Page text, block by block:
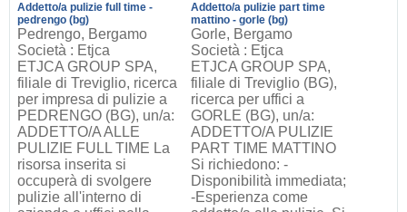
Addetto/a pulizie full time -
pedrengo (bg)
Pedrengo, Bergamo
Società : Etjca
ETJCA GROUP SPA,
filiale di Treviglio, ricerca
per impresa di pulizie a
PEDRENGO (BG), un/a:
ADDETTO/A ALLE
PULIZIE FULL TIME La
risorsa inserita si
occuperà di svolgere
pulizie all'interno di
Addetto/a pulizie part time
mattino - gorle (bg)
Gorle, Bergamo
Società : Etjca
ETJCA GROUP SPA,
filiale di Treviglio (BG),
ricerca per uffici a
GORLE (BG), un/a:
ADDETTO/A PULIZIE
PART TIME MATTINO
Si richiedono: -
Disponibilità immediata;
-Esperienza come